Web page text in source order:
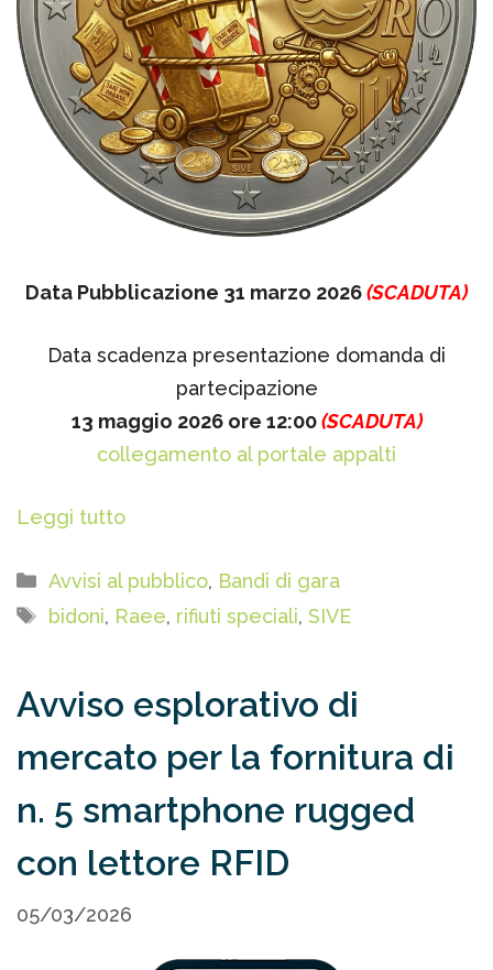
Data Pubblicazione 31 marzo 2026(SCADUTA)
Data scadenza presentazione domanda di
partecipazione
13 maggio 2026 ore 12:00(SCADUTA)
collegamento al portale appalti
Leggi tutto
Categorie
Avvisi al pubblico, Bandi di gara
Tag
bidoni, Raee, rifiuti speciali, SIVE
Avviso esplorativo di
mercato per la fornitura di
n. 5 smartphone rugged
con lettore RFID
05/03/2026